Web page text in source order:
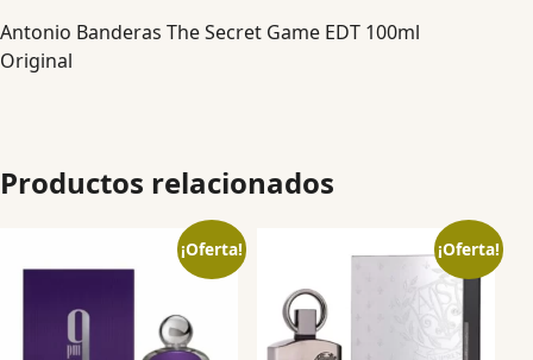
Antonio Banderas The Secret Game EDT 100ml
Original
Productos relacionados
¡Oferta! ¡Oferta!